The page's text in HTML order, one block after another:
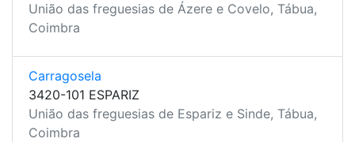
União das freguesias de Ázere e Covelo, Tábua,
Coimbra
Carragosela
3420-101 ESPARIZ
União das freguesias de Espariz e Sinde, Tábua,
Coimbra